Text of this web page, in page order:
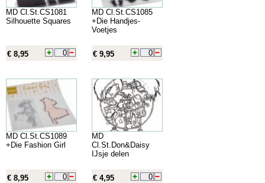
MD Cl.St.CS1081
Silhouette Squares
€ 8,95
MD Cl.St.CS1085
+Die Handjes-
Voetjes
€ 9,95
MD Cl.St.CS1089
+Die Fashion Girl
€ 8,95
MD
Cl.St.Don&Daisy
IJsje delen
€ 4,95